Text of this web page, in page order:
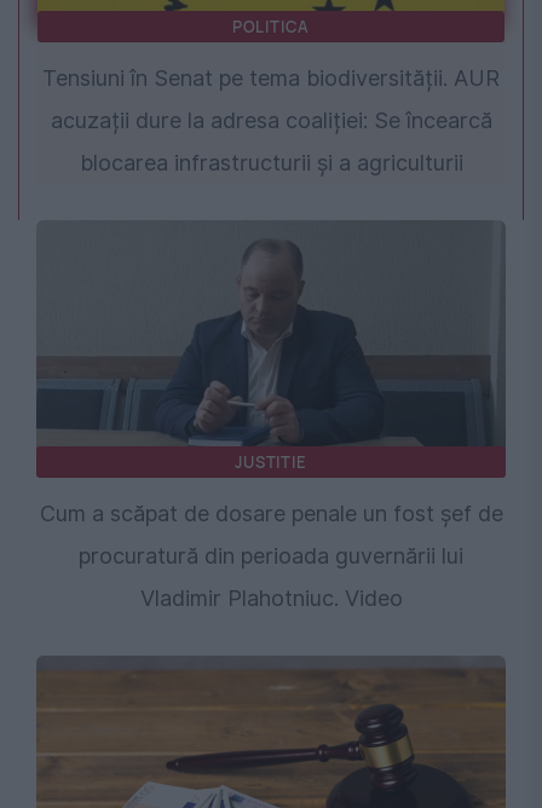
POLITICA
Tensiuni în Senat pe tema biodiversității. AUR
acuzații dure la adresa coaliției: Se încearcă
blocarea infrastructurii și a agriculturii
JUSTITIE
Cum a scăpat de dosare penale un fost şef de
procuratură din perioada guvernării lui
Vladimir Plahotniuc. Video